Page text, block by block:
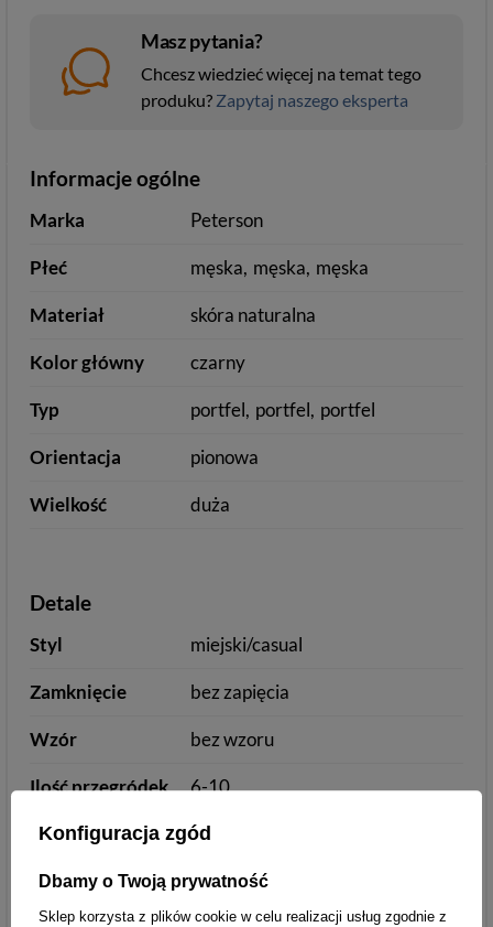
Masz pytania?
Chcesz wiedzieć więcej na temat tego
produku? Zapytaj naszego eksperta
Informacje ogólne
Marka Peterson
Płeć męska męska męska
Materiał skóra naturalna
Kolor główny czarny
Typ portfel portfel portfel
Orientacja pionowa
Wielkość duża
Detale
Styl miejski/casual
Zamknięcie bez zapięcia
Wzór bez wzoru
Ilość przegródek
6-10
Kieszeń na
zamykana na bigiel
Konfiguracja zgód
Dbamy o Twoją prywatność
Sklep korzysta z plików cookie w celu realizacji usług zgodnie z